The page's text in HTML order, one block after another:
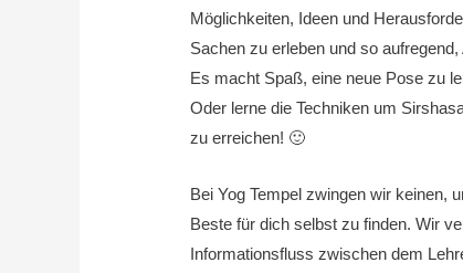
Möglichkeiten, Ideen und
Sachen zu erleben und so
Es macht Spaß, eine neue Pose zu
Oder lerne die Techniken um
zu erreichen! 🙂
Bei Yog Tempel zwingen wir keinen,
Beste für dich selbst zu finden.Wir
Informationsfluss zwischen dem